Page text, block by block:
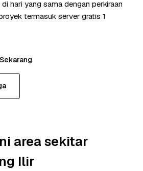
hari yang sama dengan perkiraan
termasuk server gratis 1
area sekitar
Ilir